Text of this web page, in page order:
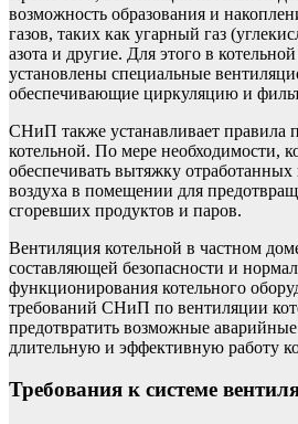
возможность образования и
газов, таких как угарный газ
азота и другие. Для этого в
установлены специальные
обеспечивающие циркуляцию и
СНиП также устанавливает правила
котельной. По мере необходимости,
обеспечивать вытяжку
воздуха в помещении для
сгоревших продуктов и паров.
Вентиляция котельной в частном
составляющей безопасности и
функционирования котельного
требований СНиП по вентиляции
предотвратить возможные
длительную и эффективную работу
Требования к системе